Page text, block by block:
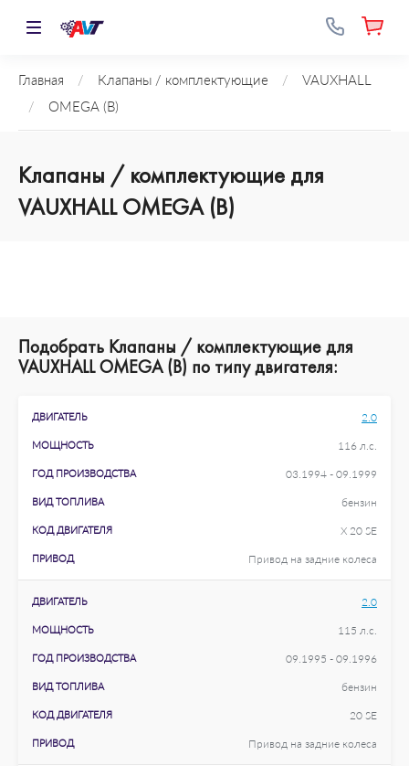
Главная / Клапаны / комплектующие /
VAUXHALL
/
OMEGA (B)
Клапаны / комплектующие для
VAUXHALL OMEGA (B)
Подобрать Клапаны / комплектующие для
VAUXHALL OMEGA (B) по типу двигателя:
ДВИГАТЕЛЬ 2.0
МОЩНОСТЬ 116 л.с.
ГОД ПРОИЗВОДСТВА 03.1994 - 09.1999
ВИД ТОПЛИВА бензин
КОД ДВИГАТЕЛЯ X 20 SE
ПРИВОД Привод на задние колеса
ДВИГАТЕЛЬ 2.0
МОЩНОСТЬ 115 л.с.
ГОД ПРОИЗВОДСТВА 09.1995 - 09.1996
ВИД ТОПЛИВА бензин
КОД ДВИГАТЕЛЯ 20 SE
ПРИВОД Привод на задние колеса